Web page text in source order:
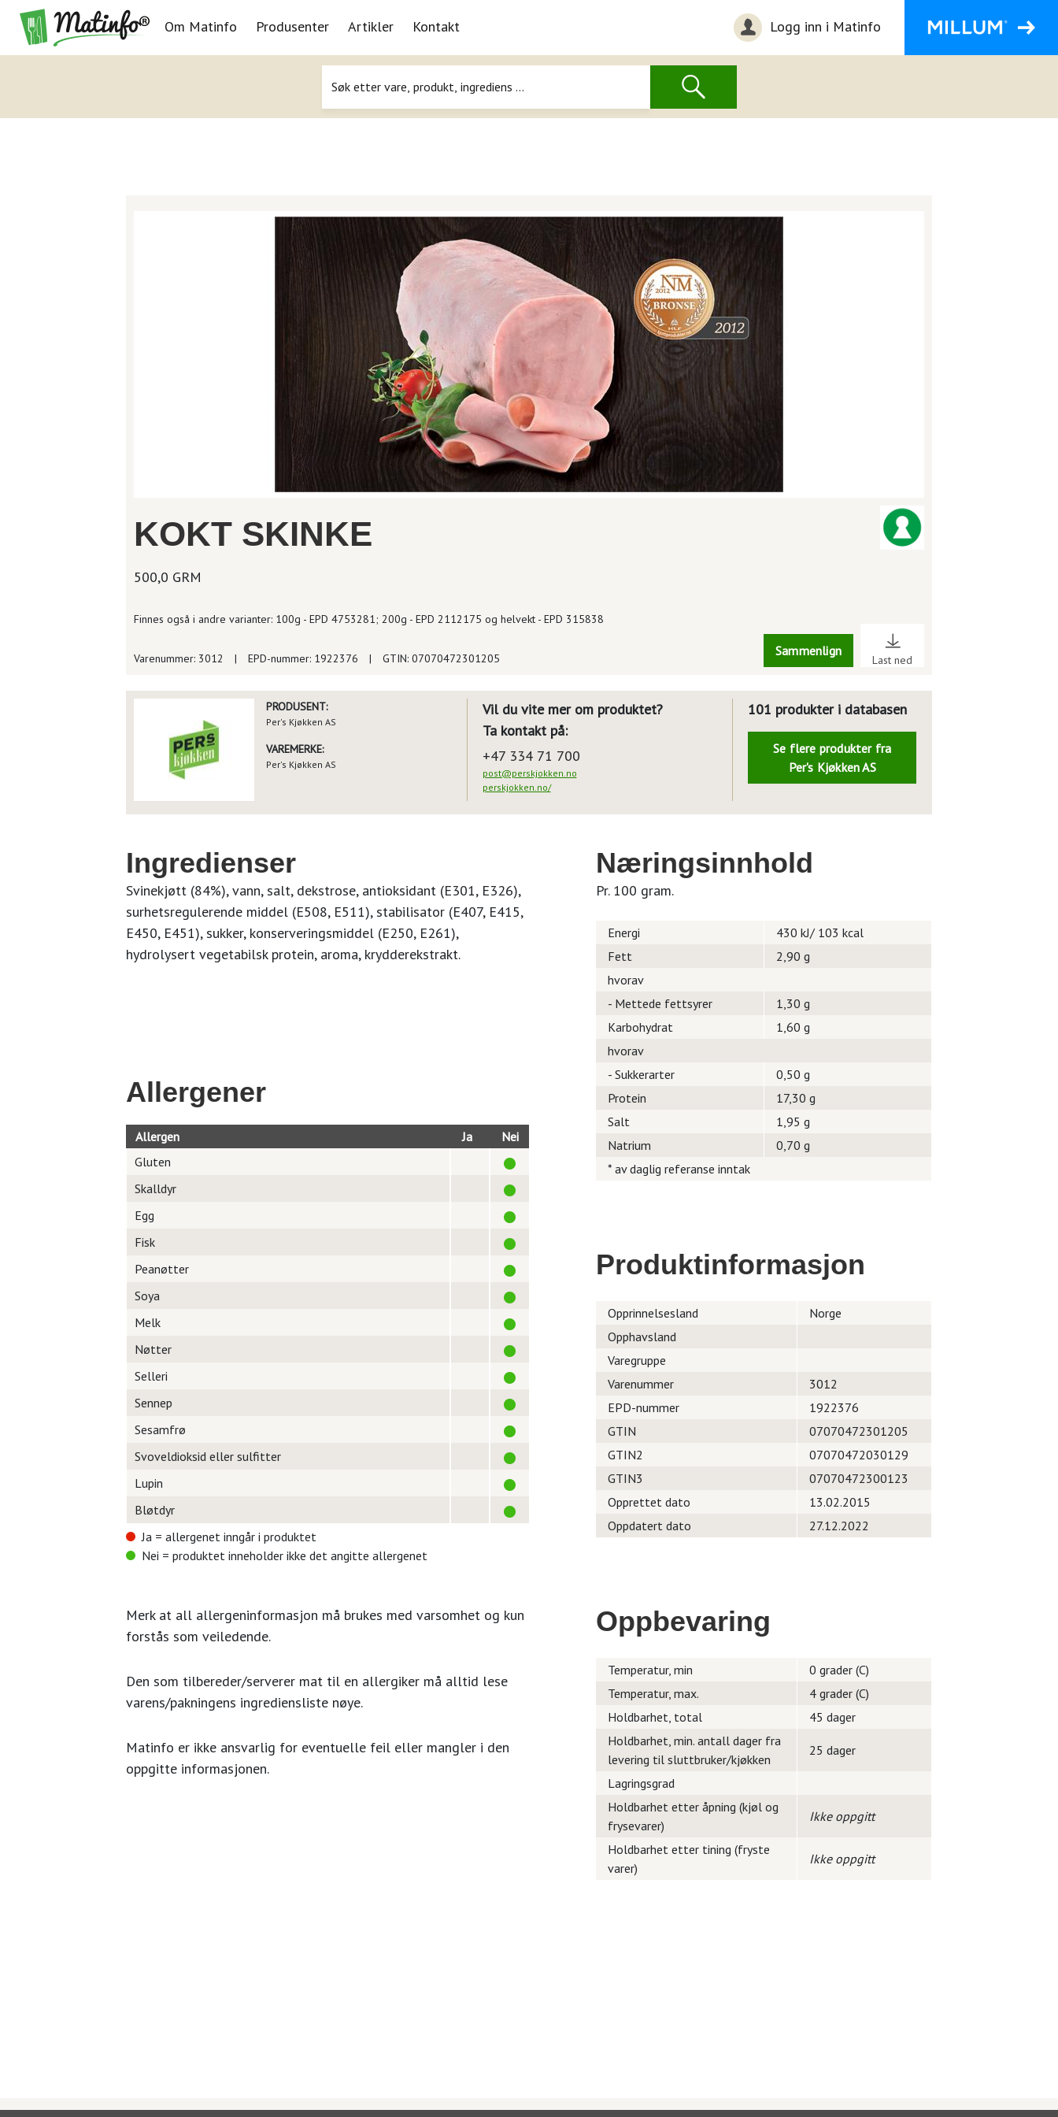
Navigasjon
Om Matinfo Produsenter Artikler Kontakt Logg inn i Matinfo
KOKT SKINKE
500,0 GRM
Finnes også i andre varianter: 100g - EPD 4753281; 200g - EPD 2112175 og helvekt - EPD 315838
Sammenlign
Last ned
Varenummer: 3012 | EPD-nummer: 1922376 | GTIN: 07070472301205
PRODUSENT:
Per's Kjøkken AS
VAREMERKE:
Per's Kjøkken AS
Vil du vite mer om produktet?
Ta kontakt på:
+47 334 71 700
post@perskjokken.no
perskjokken.no/
101 produkter i databasen
Se flere produkter fra
Per's Kjøkken AS
Ingredienser
Svinekjøtt (84%), vann, salt, dekstrose, antioksidant (E301, E326),
surhetsregulerende middel (E508, E511), stabilisator (E407, E415,
E450, E451), sukker, konserveringsmiddel (E250, E261),
hydrolysert vegetabilsk protein, aroma, krydderekstrakt.
Allergener
Allergen Ja
Nei
Gluten
Skalldyr
Egg
Fisk
Peanøtter
Soya
Melk
Nøtter
Selleri
Sennep
Sesamfrø
Svoveldioksid eller sulfitter
Lupin
Bløtdyr
Ja = allergenet inngår i produktet
Nei = produktet inneholder ikke det angitte allergenet
Merk at all allergeninformasjon må brukes med varsomhet og kun
forstås som veiledende.
Den som tilbereder/serverer mat til en allergiker må alltid lese
varens/pakningens ingrediensliste nøye.
Matinfo er ikke ansvarlig for eventuelle feil eller mangler i den
oppgitte informasjonen.
Næringsinnhold
Pr. 100 gram.
Energi
430 kJ/ 103 kcal
Fett
2,90 g
hvorav
- Mettede fettsyrer
1,30 g
Karbohydrat
1,60 g
hvorav
- Sukkerarter
0,50 g
Protein
17,30 g
Salt
1,95 g
Natrium
0,70 g
* av daglig referanse inntak
Produktinformasjon
Opprinnelsesland
Norge
Opphavsland
Varegruppe
Varenummer
3012
EPD-nummer
1922376
GTIN
07070472301205
GTIN2
07070472030129
GTIN3
07070472300123
Opprettet dato
13.02.2015
Oppdatert dato
27.12.2022
Oppbevaring
Temperatur, min
0 grader (C)
Temperatur, max.
4 grader (C)
Holdbarhet, total
45 dager
Holdbarhet, min. antall dager fra
levering til sluttbruker/kjøkken
25 dager
Lagringsgrad
Holdbarhet etter åpning (kjøl og
frysevarer)
Ikke oppgitt
Holdbarhet etter tining (fryste
varer)
Ikke oppgitt